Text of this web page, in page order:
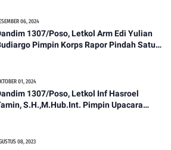
06, 2024
1307/Poso, Letkol Arm Edi Yulian
Pimpin Korps Rapor Pindah Satuan
01, 2024
1307/Poso, Letkol Inf Hasroel
S.H.,M.Hub.Int. Pimpin Upacara
08, 2023